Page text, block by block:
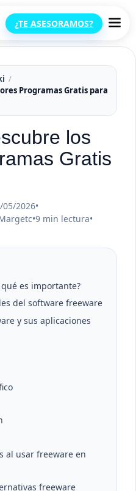
¿TE ASESORAMOS?
Programas Gratis para
los
Gratis
05/2026•
•9 min lectura•
es importante?
del software freeware
y sus aplicaciones
al usar freeware en
freeware